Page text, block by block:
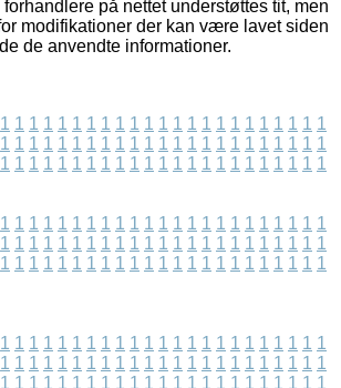
på nettet understøttes tit, men
modifikationer der kan være lavet siden
de anvendte informationer.
1 1 1 1 1 1 1 1 1 1 1 1 1 1 1 1 1 1 1 1 1 1 1
1 1 1 1 1 1 1 1 1 1 1 1 1 1 1 1 1 1 1 1 1 1 1
1 1 1 1 1 1 1 1 1 1 1 1 1 1 1 1 1 1 1 1 1 1 1
1 1 1 1 1 1 1 1 1 1 1 1 1 1 1 1 1 1 1 1 1 1 1
1 1 1 1 1 1 1 1 1 1 1 1 1 1 1 1 1 1 1 1 1 1 1
1 1 1 1 1 1 1 1 1 1 1 1 1 1 1 1 1 1 1 1 1 1 1
1 1 1 1 1 1 1 1 1 1 1 1 1 1 1 1 1 1 1 1 1 1 1
1 1 1 1 1 1 1 1 1 1 1 1 1 1 1 1 1 1 1 1 1 1 1
1 1 1 1 1 1 1 1 1 1 1 1 1 1 1 1 1 1 1 1 1 1 1